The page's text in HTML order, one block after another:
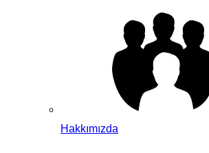
Hakkımızda